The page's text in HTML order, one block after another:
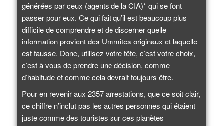
générées par ceux (agents de la CIA)* qui se font
passer pour eux. Ce qui fait qu’il est beaucoup plus
difficile de comprendre et de discerner quelle
information provient des Ummites originaux et laquelle
est fausse. Donc, utilisez votre tête, c’est votre choix,
c’est à vous de prendre une décision, comme
d’habitude et comme cela devrait toujours être.
Pour en revenir aux 2357 arrestations, que ce soit clair,
ce chiffre n’inclut pas les autres personnes qui étaient
juste comme des touristes sur ces planètes